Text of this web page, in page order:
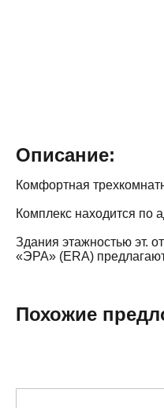
Описание:
Комфортная
Комплекс находится по
Здания этажностью эт.
«ЭРА» (ERA)
Похожие